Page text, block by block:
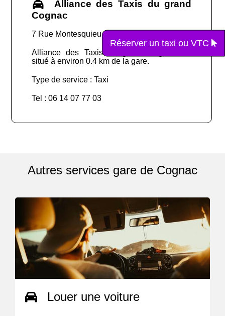
Alliance des Taxis du grand
Cognac
7 Rue Montesquieu, Cognac
Alliance des Taxis du grand Cognac est
situé à environ 0.4 km de la gare.
Type de service : Taxi
Tel : 06 14 07 77 03
Autres services gare de Cognac
Louer une voiture
Réserver un taxi ou VTC